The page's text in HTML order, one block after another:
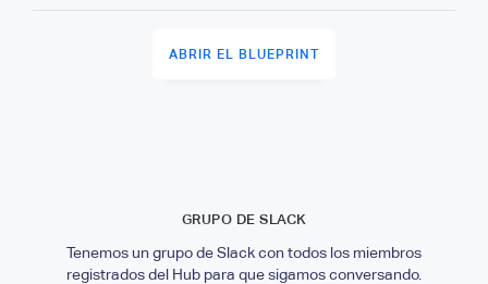
ABRIR EL BLUEPRINT
GRUPO DE SLACK
Tenemos un grupo de Slack con todos los miembros
registrados del Hub para que sigamos conversando.